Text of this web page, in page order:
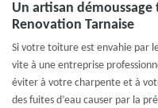
Un artisan
Renovation Tarnaise
Si votre toiture est envahie par
vite à une entreprise
éviter à votre charpente et à
des fuites d’eau causer par la